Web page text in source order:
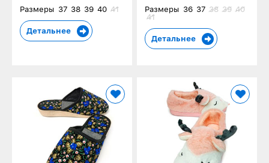
Размеры 37 38 39 40 41
Детальнее
Размеры 36 37 38 39 40
41
Детальнее